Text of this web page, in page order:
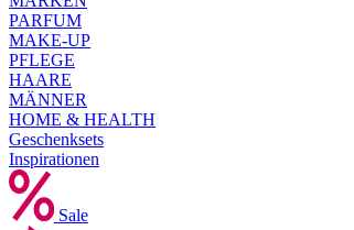
PARFUM
MAKE-UP
PFLEGE
HAARE
MÄNNER
HOME & HEALTH
Geschenksets
Inspirationen
Sale